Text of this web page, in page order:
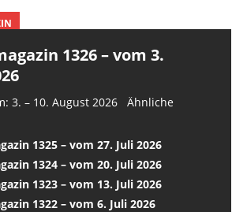
1326 – vom 3.
3. – 10. August 2026 Ähnliche
1325 – vom 27. Juli 2026
1324 – vom 20. Juli 2026
1323 – vom 13. Juli 2026
1322 – vom 6. Juli 2026